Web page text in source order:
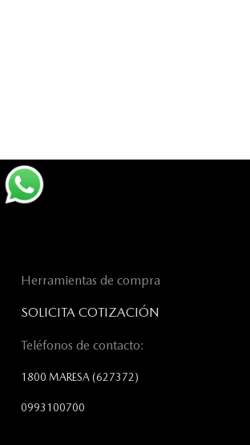
Herramientas de compra
SOLICITA COTIZACIÓN
Teléfonos de contacto:
1800 MARESA(627372)
0993100700